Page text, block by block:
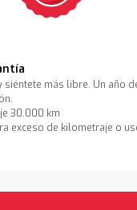
siéntete más libre. Un año
30.000 km
exceso de kilometraje o